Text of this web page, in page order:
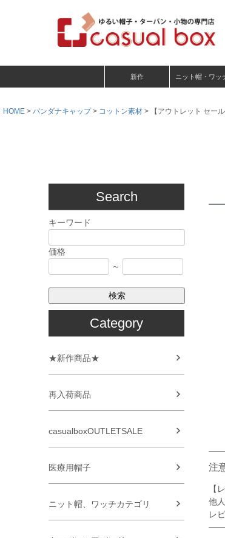
新作 ニット帽・ワッ
HOME バンダナキャップ コットン素材 【アウトレット セー
Search
キーワード
価格
～
検索
Category
★新作商品★
再入荷商品
casualboxOUTLETSALE
医療用帽子
ニット帽、ワッチカテゴリ
注
【
他
レ